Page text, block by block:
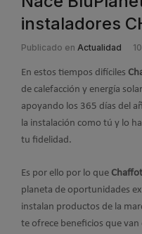
instaladores
Publicado en Actualidad
En estos tiempos difíciles
de calefacción y energía
apoyando los 365 días del
la instalación como tú y lo
tu fidelidad.
Es por ello por lo que
planeta de oportunidades
instalan productos de la
te ofrece beneficios que van